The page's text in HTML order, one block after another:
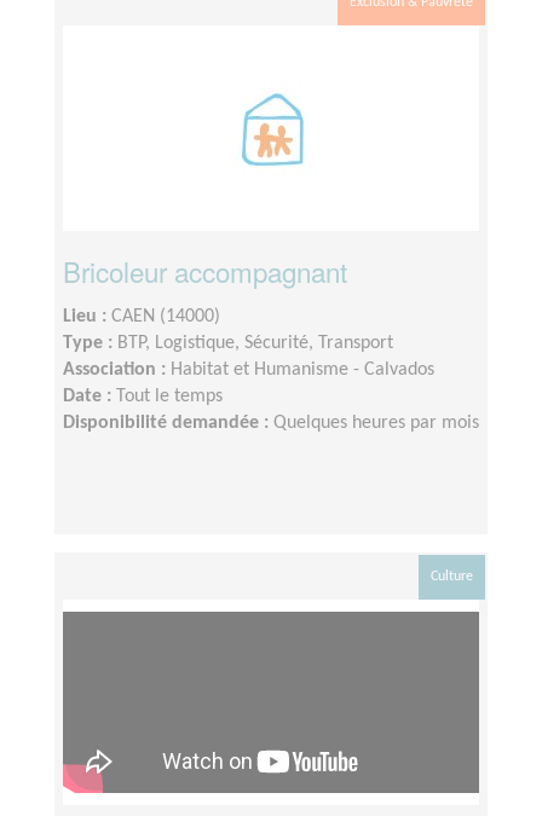
Bricoleur accompagnant
Lieu : CAEN (14000)
Type : BTP, Logistique, Sécurité, Transport
Association : Habitat et Humanisme - Calvados
Date :
Tout le temps
Disponibilité demandée : Quelques heures par mois
Culture